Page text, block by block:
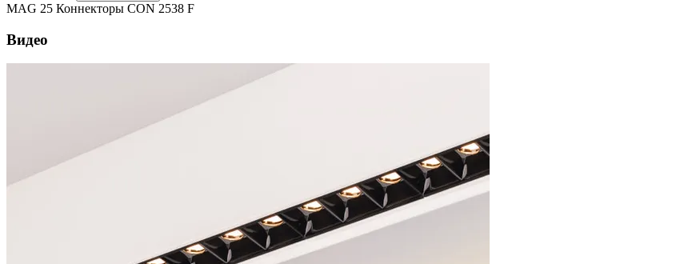
MAG 25 Коннекторы CON 2538 F
Видео